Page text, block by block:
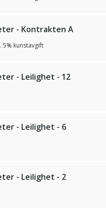
- Kontrakten A
5% kunstavgift
- Leilighet - 12
- Leilighet - 6
- Leilighet - 2